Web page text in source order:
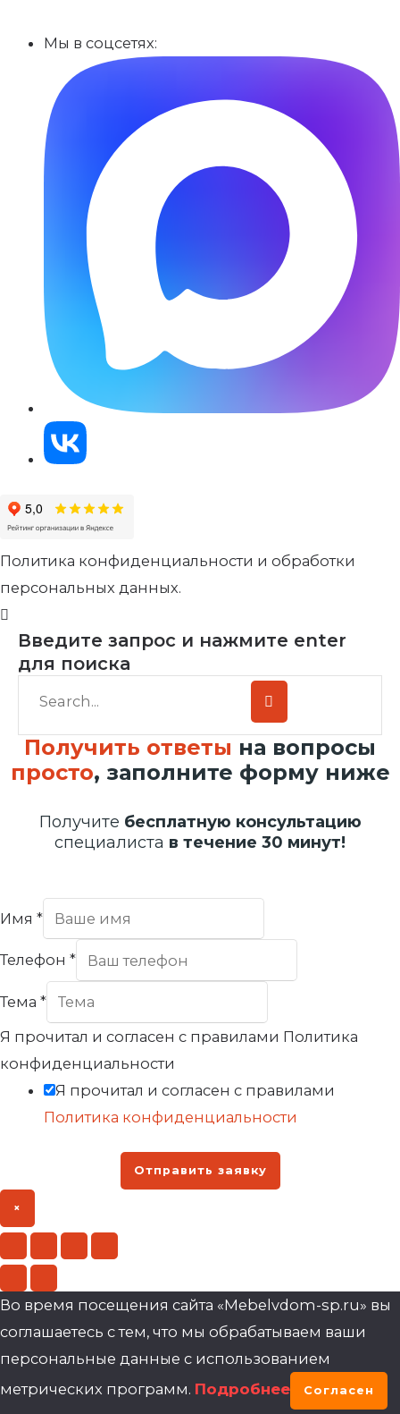
Мы в соцсетях:
Политика конфиденциальности и обработки
персональных данных.
Введите запрос и нажмите enter
для поиска
Получить ответы на вопросы
просто, заполните форму ниже
Получите бесплатную консультацию
специалиста в течение 30 минут!
Имя *
Телефон *
Тема *
Я прочитал и согласен с правилами Политика
конфиденциальности
Я прочитал и согласен с правилами
Политика конфиденциальности
Отправить заявку
×
Во время посещения сайта «Mebelvdom-sp.ru» вы
соглашаетесь с тем, что мы обрабатываем ваши
персональные данные с использованием
метрических программ. Подробнее Согласен